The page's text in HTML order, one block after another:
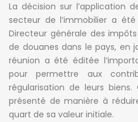
La décision sur l’application
secteur de l’immobilier a
Directeur générale des
de douanes dans le pays, en
réunion a été éditée
pour permettre aux
régularisation de leurs
présenté de manière à
quart de sa valeur initiale.